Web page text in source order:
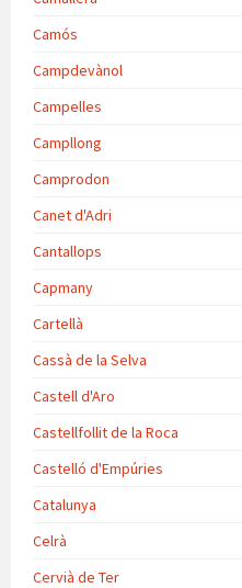
Camós
Campdevànol
Campelles
Campllong
Camprodon
Canet d'Adri
Cantallops
Capmany
Cartellà
Cassà de la Selva
Castell d'Aro
Castellfollit de la Roca
Castelló d'Empúries
Catalunya
Celrà
Cervià de Ter